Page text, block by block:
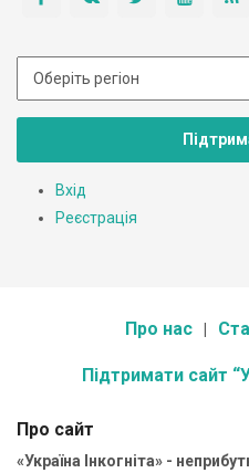
Вхід
Реєстрація
Про нас
Підтримати сайт
Про сайт
«Україна Інкогніта» -